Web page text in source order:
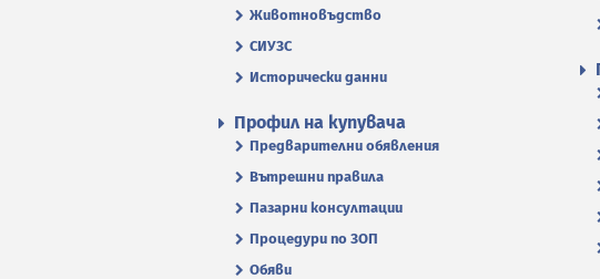
Животновъдство
СИУЗС
Исторически данни
Профил на купувача
Предварителни обявления
Вътрешни правила
Пазарни консултации
Процедури по ЗОП
Обяви